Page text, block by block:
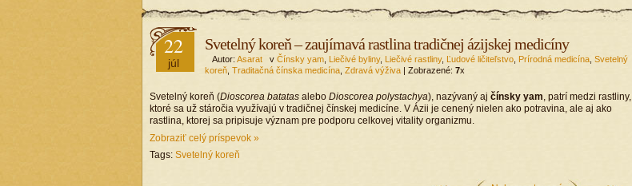
22
júl
Svetelný koreň – zaujímavá rastlina tradičnej ázijskej medicíny
Autor: Asarat v Čínsky yam Liečivé byliny, Liečivé rastliny, Ľudové ličiteľstvo Prírodná medicína Svetelný
koreň Traditačná čínska medicína Zdravá výživa | Zobrazené: 7x
Svetelný koreň (Dioscorea batatas alebo Dioscorea polystachya), nazývaný aj čínsky yam, patrí medzi rastliny,
ktoré sa už stáročia využívajú v tradičnej čínskej medicíne. V Ázii je cenený nielen ako potravina, ale aj ako
rastlina, ktorej sa pripisuje význam pre podporu celkovej vitality organizmu.
Zobraziť celý príspevok »
Tags: Svetelný koreň